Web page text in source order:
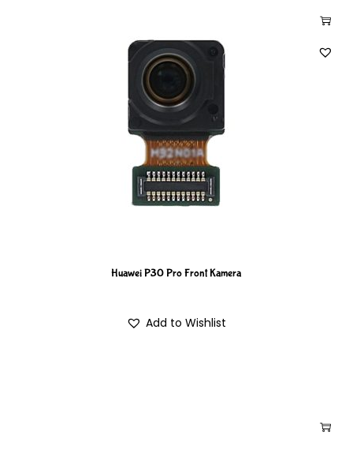
Huawei P30 Pro Front Kamera
Add to Wishlist